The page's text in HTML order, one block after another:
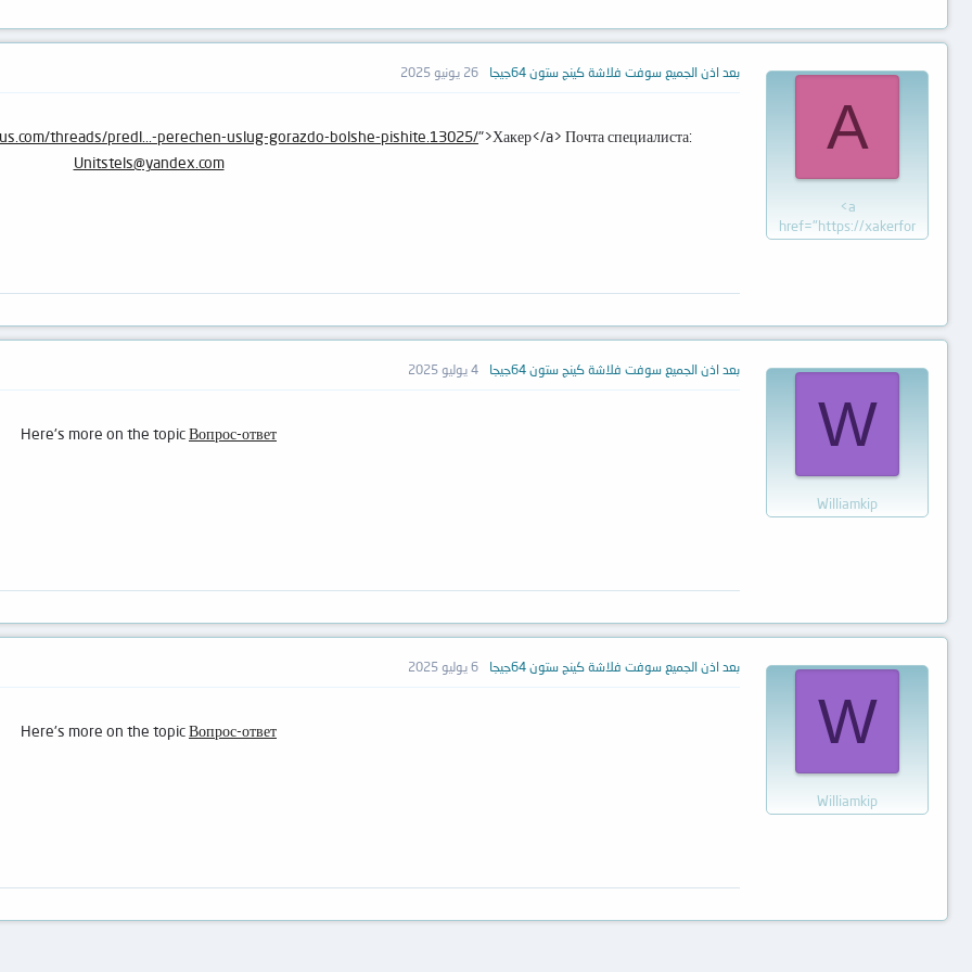
A
<a
href="https://xakerfor
بعد اذن الجميع سوفت فلاشة كينج ستون 64جيجا 26 يونيو 2025
threads/predl...-perechen-uslug-gorazdo-bolshe-pishite.13025/">Хакер</a> Почта специалиста:
Unitstels@yandex.com
W
Williamkip
بعد اذن الجميع سوفت فلاشة كينج ستون 64جيجا 4 يوليو 2025
Here's more on the topicВопрос-ответ
W
Williamkip
بعد اذن الجميع سوفت فلاشة كينج ستون 64جيجا 6 يوليو 2025
Here's more on the topicВопрос-ответ